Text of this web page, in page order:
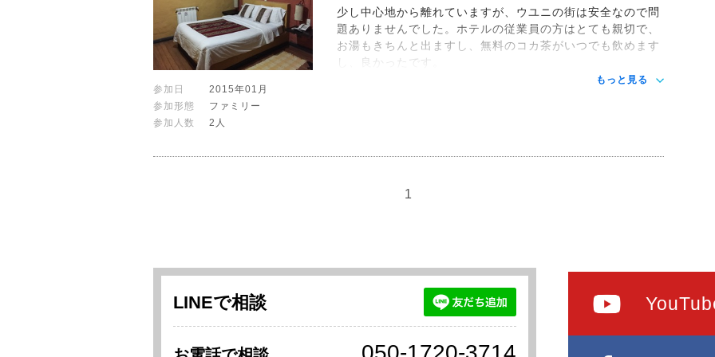
少し中心地から離れていますが、ウユニの街は安全なので問
題ありませんでした。ホテルの従業員の方はとても親切で、
お湯もきちんと出ますし、無料のコカ茶がいつでも飲めます
し、良かったです。
もっと見る
参加日
2015年01月
参加形態
ファミリー
参加人数
2人
1
LINEで相談